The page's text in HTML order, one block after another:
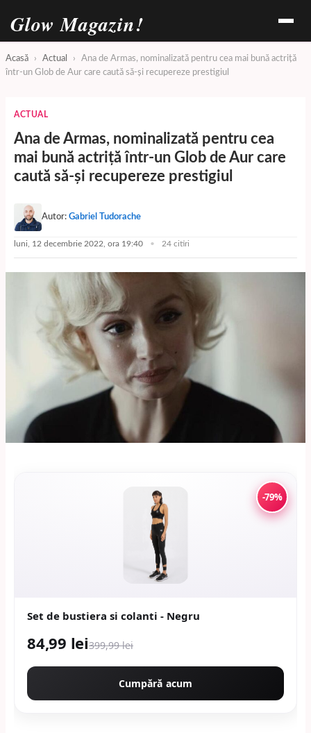
Glow Magazin!
Acasă › Actual ›
Ana de Armas, nominalizată pentru cea mai bună actriță
într-un Glob de Aur care caută să-și recupereze prestigiul
ACTUAL
Ana de Armas, nominalizată pentru cea
mai bună actriță într-un Glob de Aur care
caută să-și recupereze prestigiul
Autor: Gabriel Tudorache
luni, 12 decembrie 2022, ora 19:40 24 citiri
-79%
Set de bustiera si colanti - Negru
84,99 lei399,99 lei
Cumpără acum